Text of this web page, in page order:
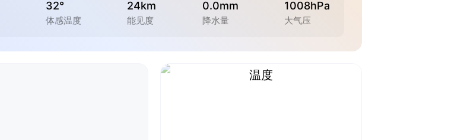
32°
体感温度
24km
能见度
0.0mm
降水量
1008hPa
大气压
温度